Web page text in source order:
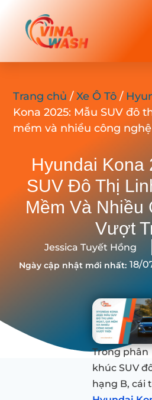
Trang chủ /Xe Ô Tô /
Kona 2025: Mẫu SUV đô
mềm và nhiều công
Hyundai Kona
SUV Đô Thị
Mềm Và Nhiều
Vượt
Jessica Tuyết Hồng
Ngày cập nhật mới nhất: 18/
Trong phân
khúc SUV
hạng B, cái